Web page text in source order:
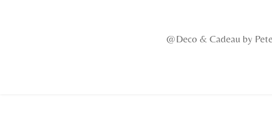
o
r
p
@Deco & Cadeau by